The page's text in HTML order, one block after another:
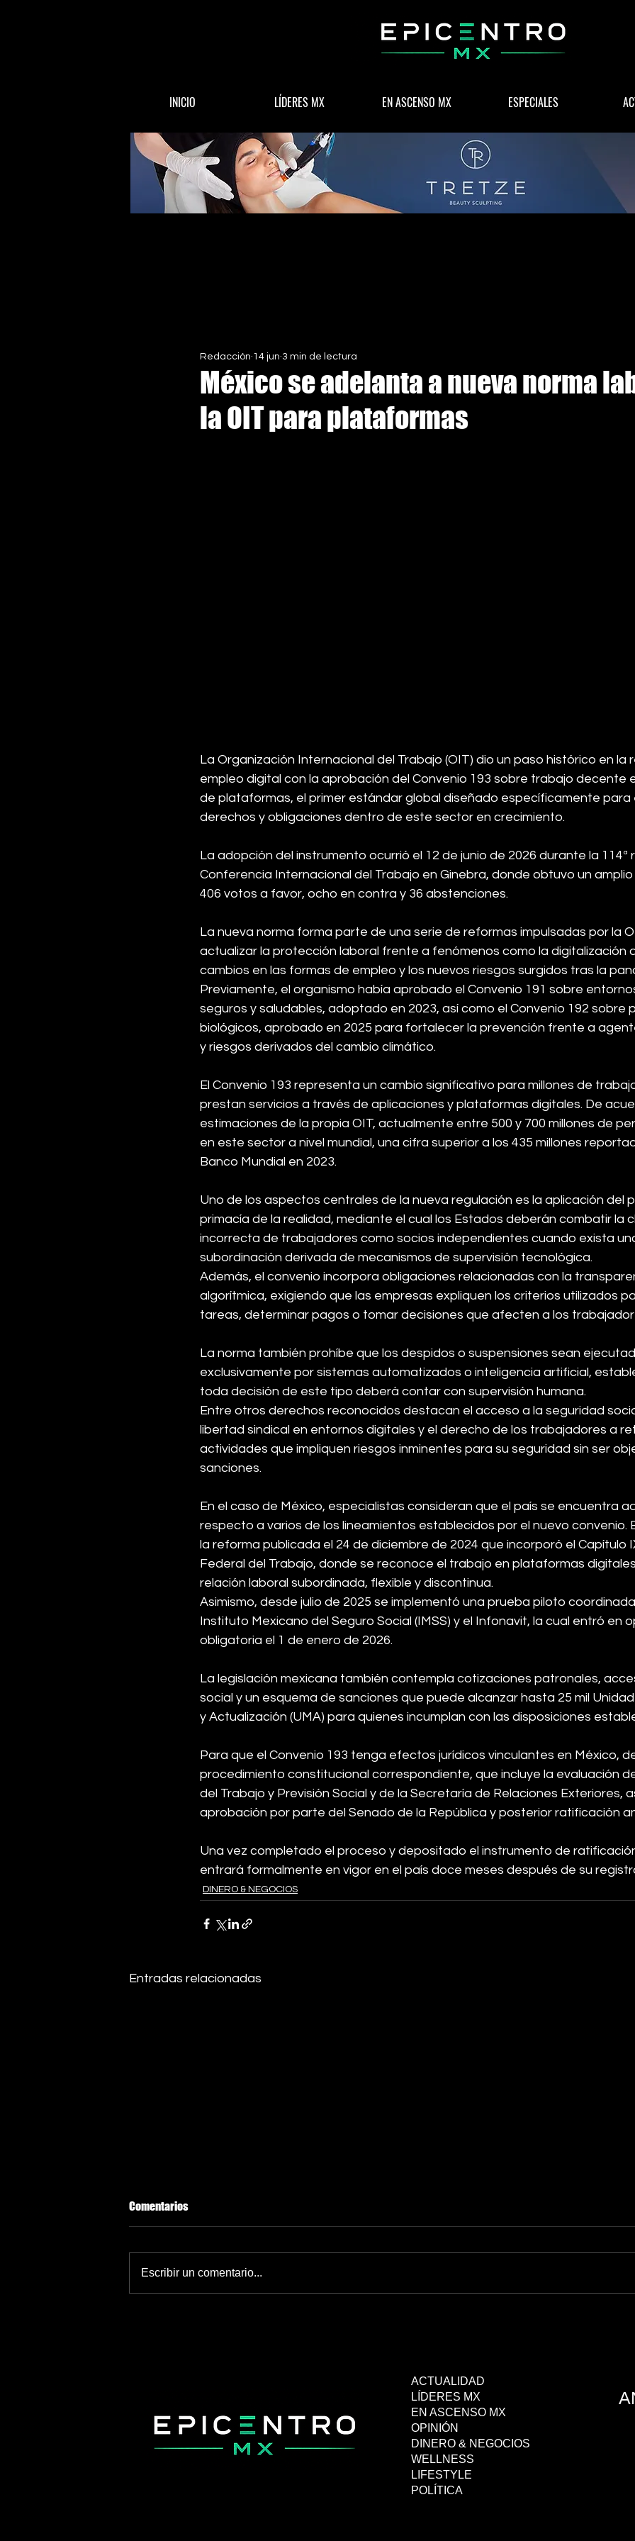
INICIO LÍDERES MX EN ASCENSO MX ESPECIALES
ESPECIALES
México se adelanta a nueva norma
la OIT para plataformas
Redacción 14 jun 3 min de lectura
La Organización Internacional del Trabajo (OIT) dio un paso histórico en la
empleo digital con la aprobación del Convenio 193 sobre trabajo decente
de plataformas, el primer estándar global diseñado específicamente
derechos y obligaciones dentro de este sector en crecimiento.
La adopción del instrumento ocurrió el 12 de junio de 2026 durante la 114ª
Conferencia Internacional del Trabajo en Ginebra, donde obtuvo un
406 votos a favor, ocho en contra y 36 abstenciones.
La nueva norma forma parte de una serie de reformas impulsadas por la
actualizar la protección laboral frente a fenómenos como la digitalización
cambios en las formas de empleo y los nuevos riesgos surgidos tras la
Previamente, el organismo había aprobado el Convenio 191 sobre
seguros y saludables, adoptado en 2023, así como el Convenio 192 sobre
biológicos, aprobado en 2025 para fortalecer la prevención frente a
y riesgos derivados del cambio climático.
El Convenio 193 representa un cambio significativo para millones de
prestan servicios a través de aplicaciones y plataformas digitales. De
estimaciones de la propia OIT, actualmente entre 500 y 700 millones de
en este sector a nivel mundial, una cifra superior a los 435 millones
Banco Mundial en 2023.
Uno de los aspectos centrales de la nueva regulación es la aplicación del
primacía de la realidad, mediante el cual los Estados deberán combatir la
incorrecta de trabajadores como socios independientes cuando exista
subordinación derivada de mecanismos de supervisión tecnológica.
Además, el convenio incorpora obligaciones relacionadas con la
algorítmica, exigiendo que las empresas expliquen los criterios utilizados
tareas, determinar pagos o tomar decisiones que afecten a los
La norma también prohíbe que los despidos o suspensiones sean
exclusivamente por sistemas automatizados o inteligencia artificial,
toda decisión de este tipo deberá contar con supervisión humana.
Entre otros derechos reconocidos destacan el acceso a la seguridad
libertad sindical en entornos digitales y el derecho de los trabajadores a
actividades que impliquen riesgos inminentes para su seguridad sin ser
sanciones.
En el caso de México, especialistas consideran que el país se encuentra
respecto a varios de los lineamientos establecidos por el nuevo convenio.
la reforma publicada el 24 de diciembre de 2024 que incorporó el Capítulo
Federal del Trabajo, donde se reconoce el trabajo en plataformas
relación laboral subordinada, flexible y discontinua.
Asimismo, desde julio de 2025 se implementó una prueba piloto
Instituto Mexicano del Seguro Social (IMSS) y el Infonavit, la cual entró en
obligatoria el 1 de enero de 2026.
La legislación mexicana también contempla cotizaciones patronales,
social y un esquema de sanciones que puede alcanzar hasta 25 mil
y Actualización (UMA) para quienes incumplan con las disposiciones
Para que el Convenio 193 tenga efectos jurídicos vinculantes en México,
procedimiento constitucional correspondiente, que incluye la evaluación
del Trabajo y Previsión Social y de la Secretaría de Relaciones Exteriores,
aprobación por parte del Senado de la República y posterior ratificación
Una vez completado el proceso y depositado el instrumento de
entrará formalmente en vigor en el país doce meses después de su
DINERO & NEGOCIOS
Entradas relacionadas
Comentarios
Escribir un comentario...
ACTUALIDAD
LÍDERES MX
EN ASCENSO MX
OPINIÓN
DINERO & NEGOCIOS
WELLNESS
LIFESTYLE
POLÍTICA